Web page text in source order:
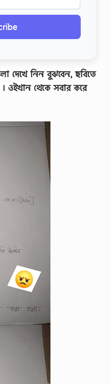
দেখে নিন বুঝবেন, ছবিতে
ওইখান থেকে সবার করে